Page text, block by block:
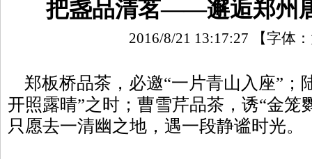
把盏品清茗——邂逅郑州
2016/8/21 13:17:27 【字体：
郑板桥品茶，必邀“一片青山入座”；
开照露晴”之时；曹雪芹品茶，诱“金笼
只愿去一清幽之地，遇一段静谧时光。